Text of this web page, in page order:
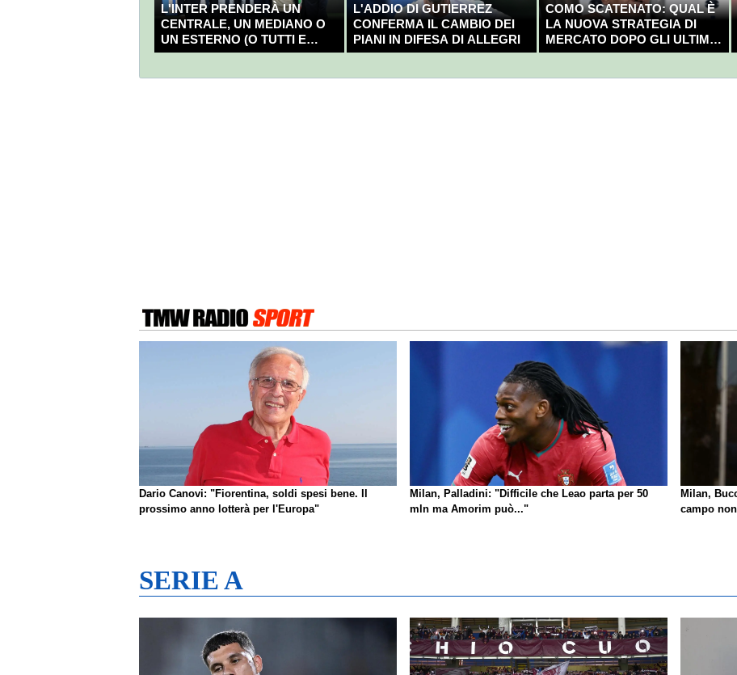
L'INTER PRENDERÀ UN
CENTRALE, UN MEDIANO O
UN ESTERNO (O TUTTI E
TRE?)
L'ADDIO DI GUTIERREZ
CONFERMA IL CAMBIO DEI
PIANI IN DIFESA DI ALLEGRI
COMO SCATENATO: QUAL È
LA NUOVA STRATEGIA DI
MERCATO DOPO GLI ULTIMI
COLPI?
Dario Canovi: "Fiorentina, soldi spesi bene. Il
prossimo anno lotterà per l'Europa"
Milan, Palladini: "Difficile che Leao parta per 50
mln ma Amorim può..."
Milan,
campo
SERIE A